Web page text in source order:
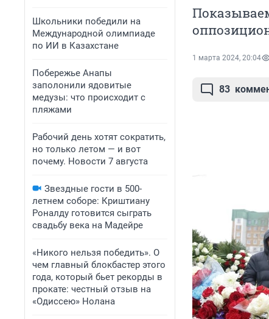
Школьники победили на
Международной олимпиаде
по ИИ в Казахстане
Побережье Анапы
заполонили ядовитые
медузы: что происходит с
пляжами
Рабочий день хотят сократить,
но только летом — и вот
почему. Новости 7 августа
Звездные гости в 500-
летнем соборе: Криштиану
Роналду готовится сыграть
свадьбу века на Мадейре
«Никого нельзя победить». О
чем главный блокбастер этого
года, который бьет рекорды в
прокате: честный отзыв на
«Одиссею» Нолана
1 марта 2024, 20:04
83